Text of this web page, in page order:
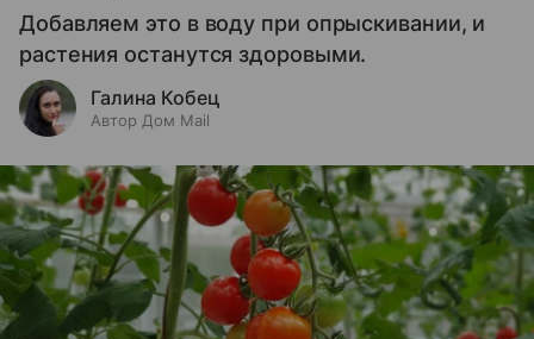
Добавляем это в воду при опрыскивании, и
растения останутся здоровыми.
Галина Кобец
Автор Дом Mail